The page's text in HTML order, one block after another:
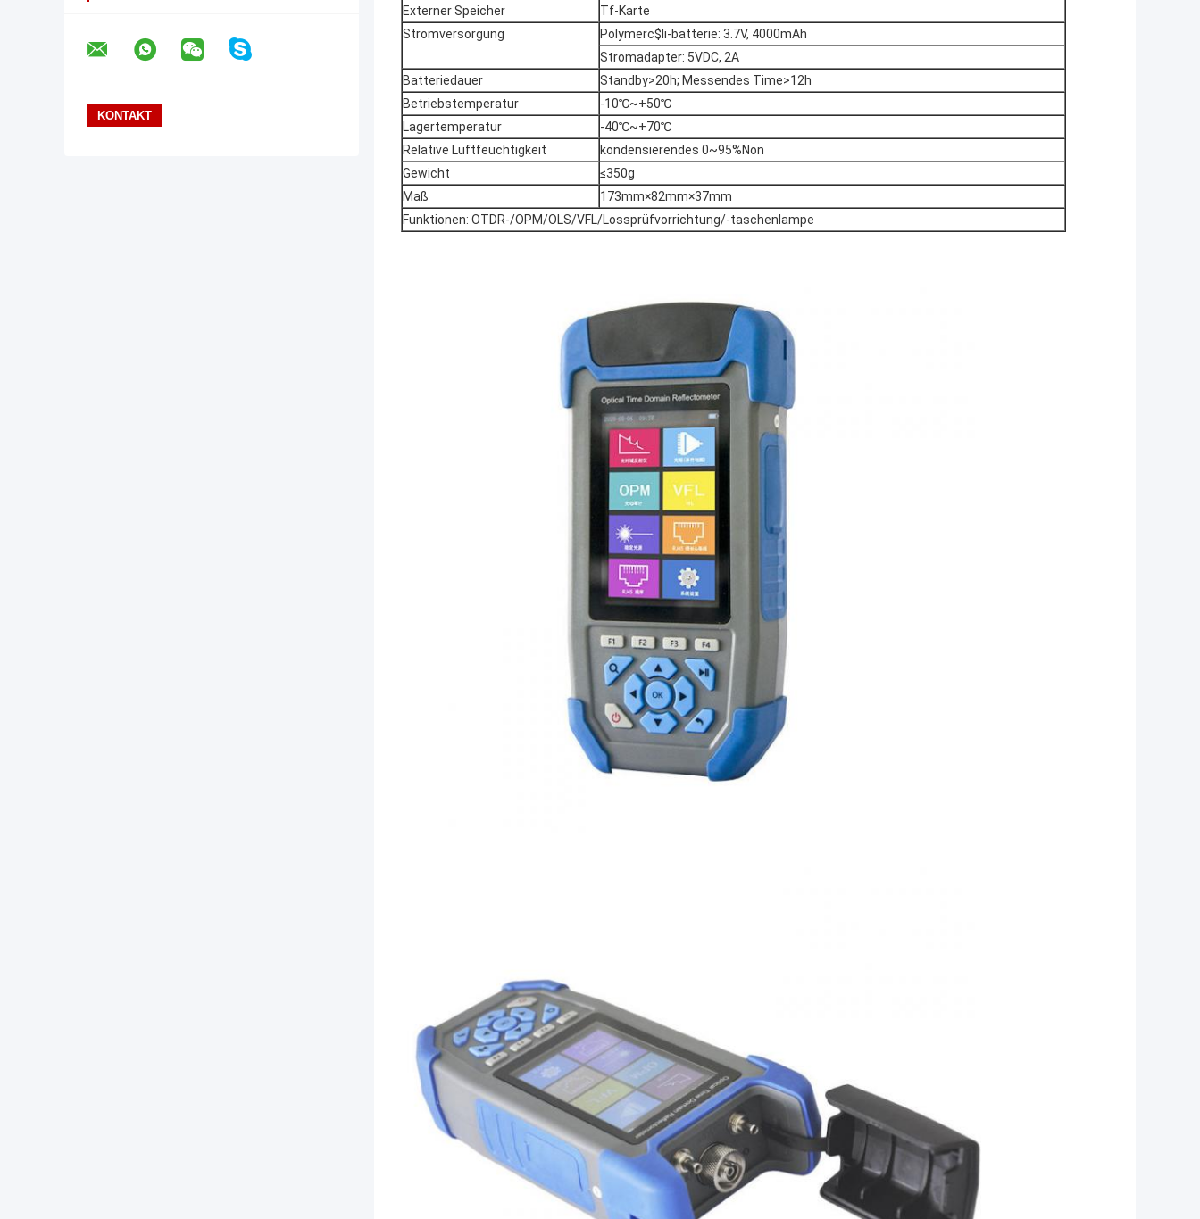
Externer Speicher
Tf-Karte
Stromversorgung
Polymerc$li-batterie: 3.7V, 4000mAh
Stromadapter: 5VDC, 2A
Batteriedauer
Standby>20h; Messendes Time>12h
Betriebstemperatur
-10℃~+50℃
Lagertemperatur
-40℃~+70℃
Relative Luftfeuchtigkeit
kondensierendes 0~95%Non
Gewicht
≤350g
Maß
173mm×82mm×37mm
Funktionen: OTDR-/OPM/OLS/VFL/Lossprüfvorrichtung/-taschenlampe